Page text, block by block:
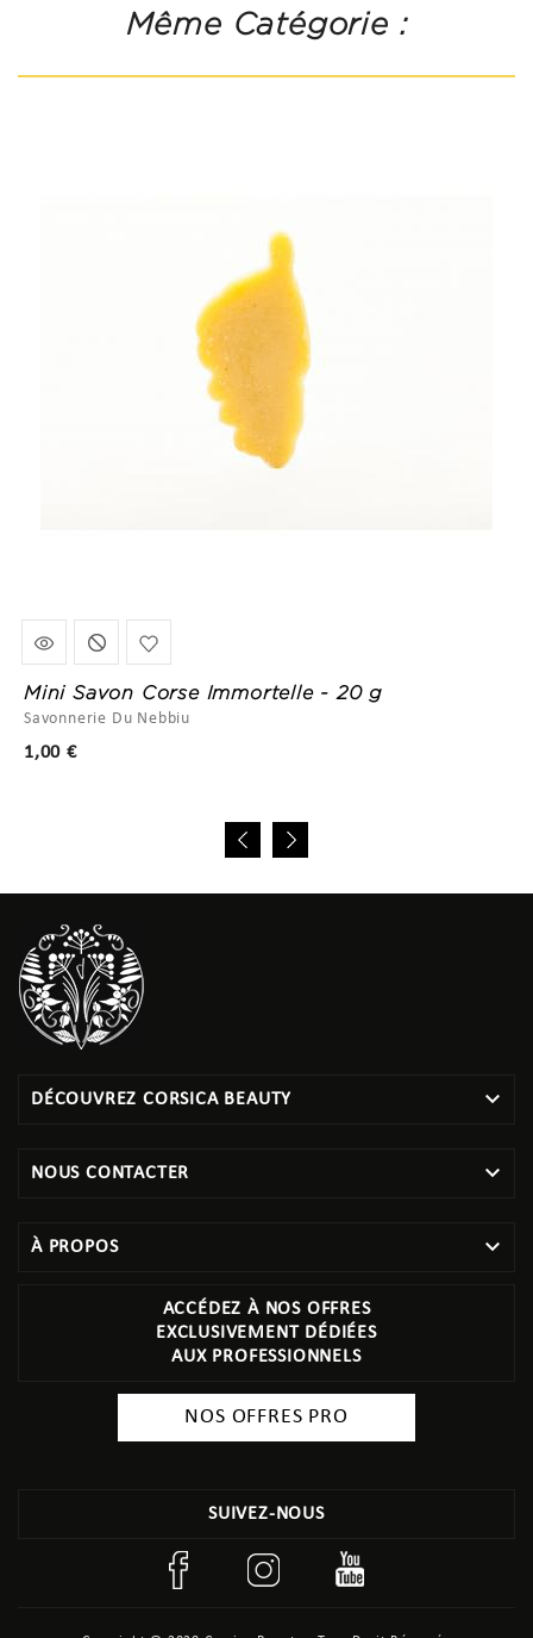
Même Catégorie :
Mini Savon Corse Immortelle - 20 g
Savonnerie Du Nebbiu
1,00 €
DÉCOUVREZ CORSICA BEAUTY 
NOUS CONTACTER 
À PROPOS 
ACCÉDEZ À NOS OFFRES
EXCLUSIVEMENT DÉDIÉES
AUX PROFESSIONNELS
NOS OFFRES PRO
SUIVEZ-NOUS